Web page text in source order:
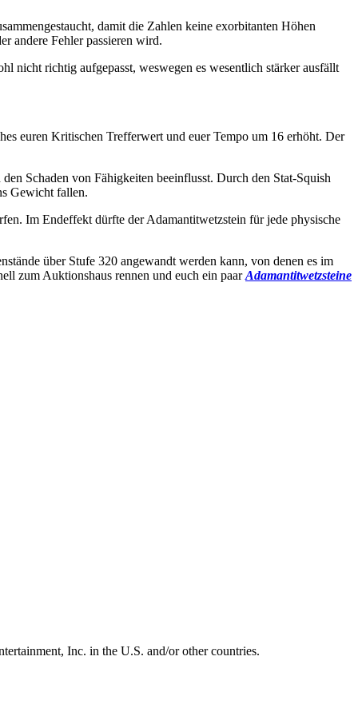
damit die Zahlen keine exorbitanten Höhen
andere Fehler passieren wird.
nicht richtig aufgepasst, weswegen es wesentlich stärker ausfällt
euren Kritischen Trefferwert und euer Tempo um 16 erhöht. Der
Schaden von Fähigkeiten beeinflusst. Durch den Stat-Squish
Gewicht fallen.
Im Endeffekt dürfte der Adamantitwetzstein für jede physische
über Stufe 320 angewandt werden kann, von denen es im
zum Auktionshaus rennen und euch ein paarAdamantitwetzsteine
Inc. in the U.S. and/or other countries.